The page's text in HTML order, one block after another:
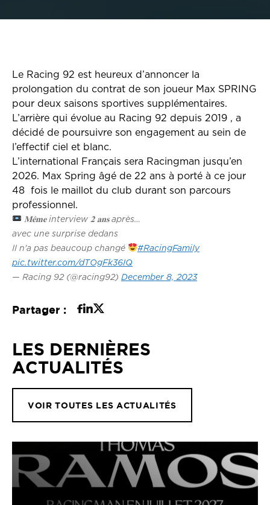
Le Racing 92 est heureux d’annoncer la
prolongation du contrat de son joueur Max SPRING
pour deux saisons sportives supplémentaires.
L’arrière qui évolue au Racing 92 depuis 2019 , a
décidé de poursuivre son engagement au sein de
l’effectif ciel et blanc.
L’international Français sera Racingman jusqu’en
2026. Max Spring âgé de 22 ans à porté à ce jour
48 fois le maillot du club durant son parcours
professionnel.
𝐌𝐞̂𝐦𝐞 interview 𝟐 𝐚𝐧𝐬 après…
avec une surprise dedans
Il n'a pas beaucoup changé
#RacingFamily
pic.twitter.com/dTOgFk36IQ
— Racing 92 (@racing92) December 8, 2023
Partager :
LES DERNIÈRES
ACTUALITÉS
VOIR TOUTES LES ACTUALITÉS